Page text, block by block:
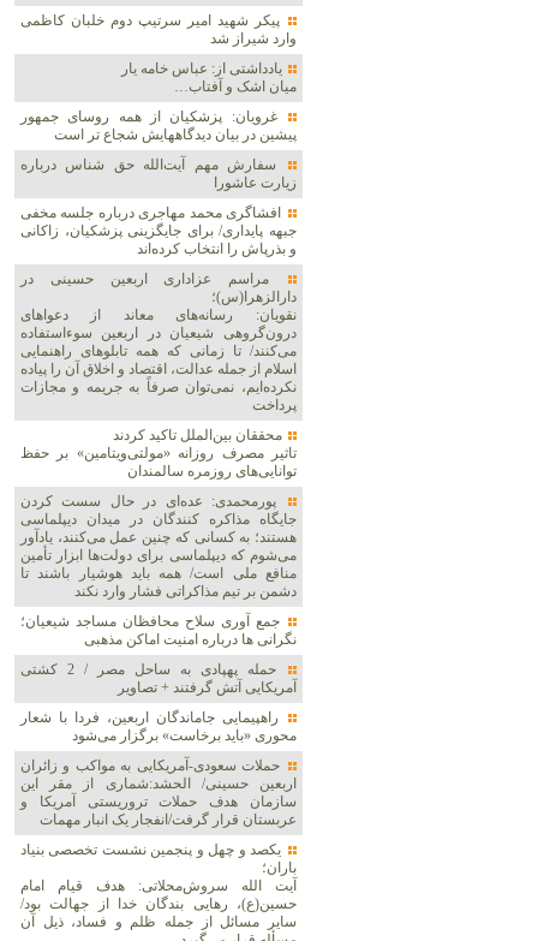
پیکر شهید امیر سرتیپ دوم خلبان کاظمی
وارد شیراز شد
یادداشتی از: عباس خامه یار
میان اشک و آفتاب…
غرویان: پزشکیان از همه روسای جمهور
پیشین در بیان دیدگاههایش شجاع تر است
سفارش مهم آیت‌الله حق شناس درباره
زیارت عاشورا
افشاگری محمد مهاجری درباره جلسه مخفی
جبهه پایداری/ برای جایگزینی پزشکیان، زاکانی
و بذرپاش را انتخاب کرده‌اند
مراسم عزاداری اربعین حسینی در
دارالزهرا(س)؛
نقویان: رسانه‌های معاند از دعواهای
درون‌گروهی شیعیان در اربعین سوءاستفاده
می‌کنند/ تا زمانی که همه تابلوهای راهنمایی
اسلام از جمله عدالت، اقتصاد و اخلاق آن را پیاده
نکرده‌ایم، نمی‌توان صرفاً به جریمه و مجازات
پرداخت
محققان بین‌الملل تاکید کردند
تاثیر مصرف روزانه «مولتی‌ویتامین» بر حفظ
توانایی‌های روزمره سالمندان
پورمحمدی: عده‌ای در حال سست کردن
جایگاه مذاکره کنندگان در میدان دیپلماسی
هستند؛ به کسانی که چنین عمل می‌کنند، یادآور
می‌شوم که دیپلماسی برای دولت‌ها ابزار تأمین
منافع ملی است/ همه باید هوشیار باشند تا
دشمن بر تیم مذاکراتی فشار وارد نکند
جمع آوری سلاح محافظان مساجد شیعیان؛
نگرانی ها درباره امنیت اماکن مذهبی
حمله پهپادی به ساحل مصر / 2 کشتی
آمریکایی آتش گرفتند + تصاویر
راهپیمایی جاماندگان اربعین، فردا با شعار
محوری «باید برخاست» برگزار می‌شود
حملات سعودی-آمریکایی به مواکب و زائران
اربعین حسینی/ الحشد:شماری از مقر این
سازمان هدف حملات تروریستی آمریکا و
عربستان قرار گرفت/انفجار یک انبار مهمات
یکصد و چهل و پنجمین نشست تخصصی بنیاد
باران؛
آیت الله سروش‌محلاتی: هدف قیام امام
حسین(ع)، رهایی بندگان خدا از جهالت بود/
سایر مسائل از جمله ظلم و فساد، ذیل آن